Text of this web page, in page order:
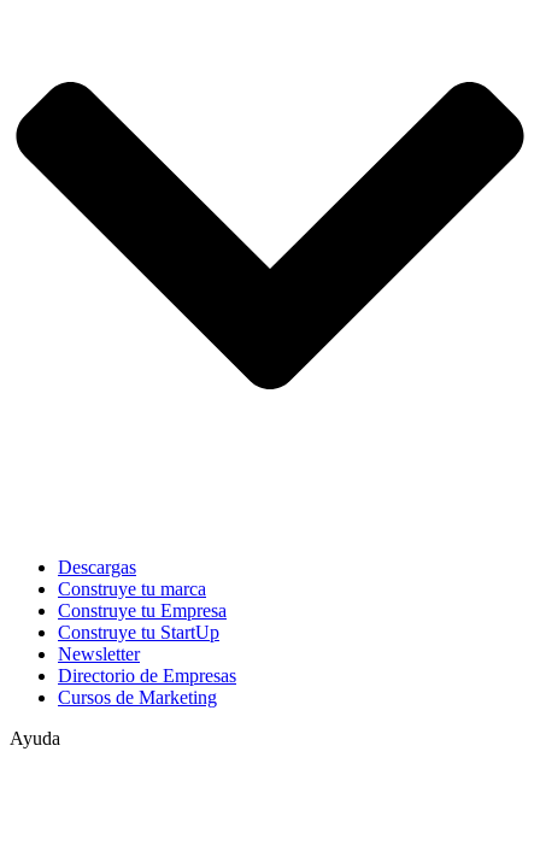
Descargas
Construye tu marca
Construye tu Empresa
Construye tu StartUp
Newsletter
Directorio de Empresas
Cursos de Marketing
Ayuda